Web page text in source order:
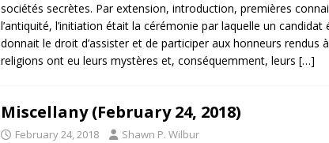
sociétés secrètes. Par extension, introduction, premières
l’antiquité, l’initiation était la cérémonie par laquelle un
donnait le droit d’assister et de participer aux honneurs rendus
religions ont eu leurs mystères et, conséquemment, leurs […]
Miscellany (February 24, 2018)
February 24, 2018 Shawn P. Wilbur